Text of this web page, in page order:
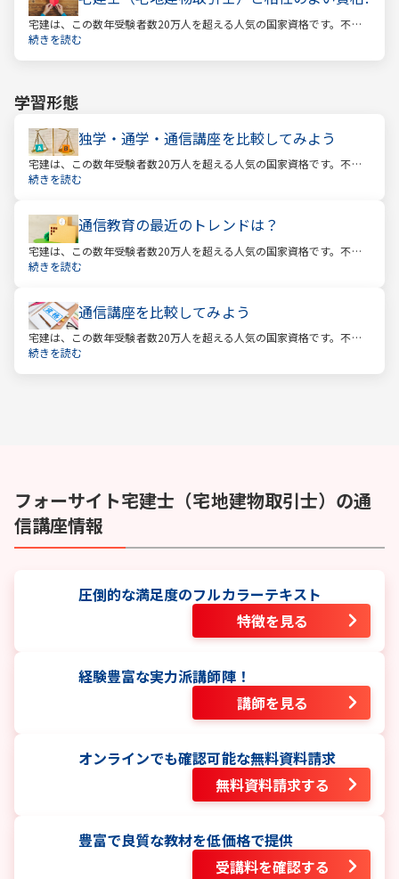
宅建は、この数年受験者数20万人を超える人気の国家資格です。不動
産業に携わる人をはじめ、他業種、学生、主婦まで、さまざまな方が
続きを読む
学習形態
独学・通学・通信講座を比較してみよう
宅建は、この数年受験者数20万人を超える人気の国家資格です。不動
産業に携わる人をはじめ、他業種、学生、主婦まで、さまざまな方が
続きを読む
通信教育の最近のトレンドは？
宅建は、この数年受験者数20万人を超える人気の国家資格です。不動
産業に携わる人をはじめ、他業種、学生、主婦まで、さまざまな方が
続きを読む
通信講座を比較してみよう
宅建は、この数年受験者数20万人を超える人気の国家資格です。不動
産業に携わる人をはじめ、他業種、学生、主婦まで、さまざまな方が
続きを読む
フォーサイト宅建士（宅地建物取引士） の通
信講座情報
圧倒的な満足度のフルカラーテキスト
特徴を見る
経験豊富な実力派講師陣！
講師を見る
オンラインでも確認可能な無料資料請求
無料資料請求する
豊富で良質な教材を低価格で提供
受講料を確認する